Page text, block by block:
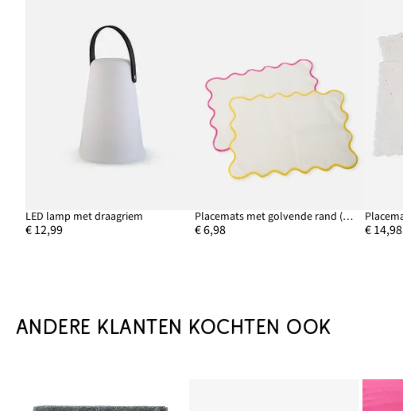
LED lamp met draagriem
€ 12,99
Placemats met golvende rand (set van 2)
€ 6,98 € 14,98
ANDERE KLANTEN KOCHTEN OOK